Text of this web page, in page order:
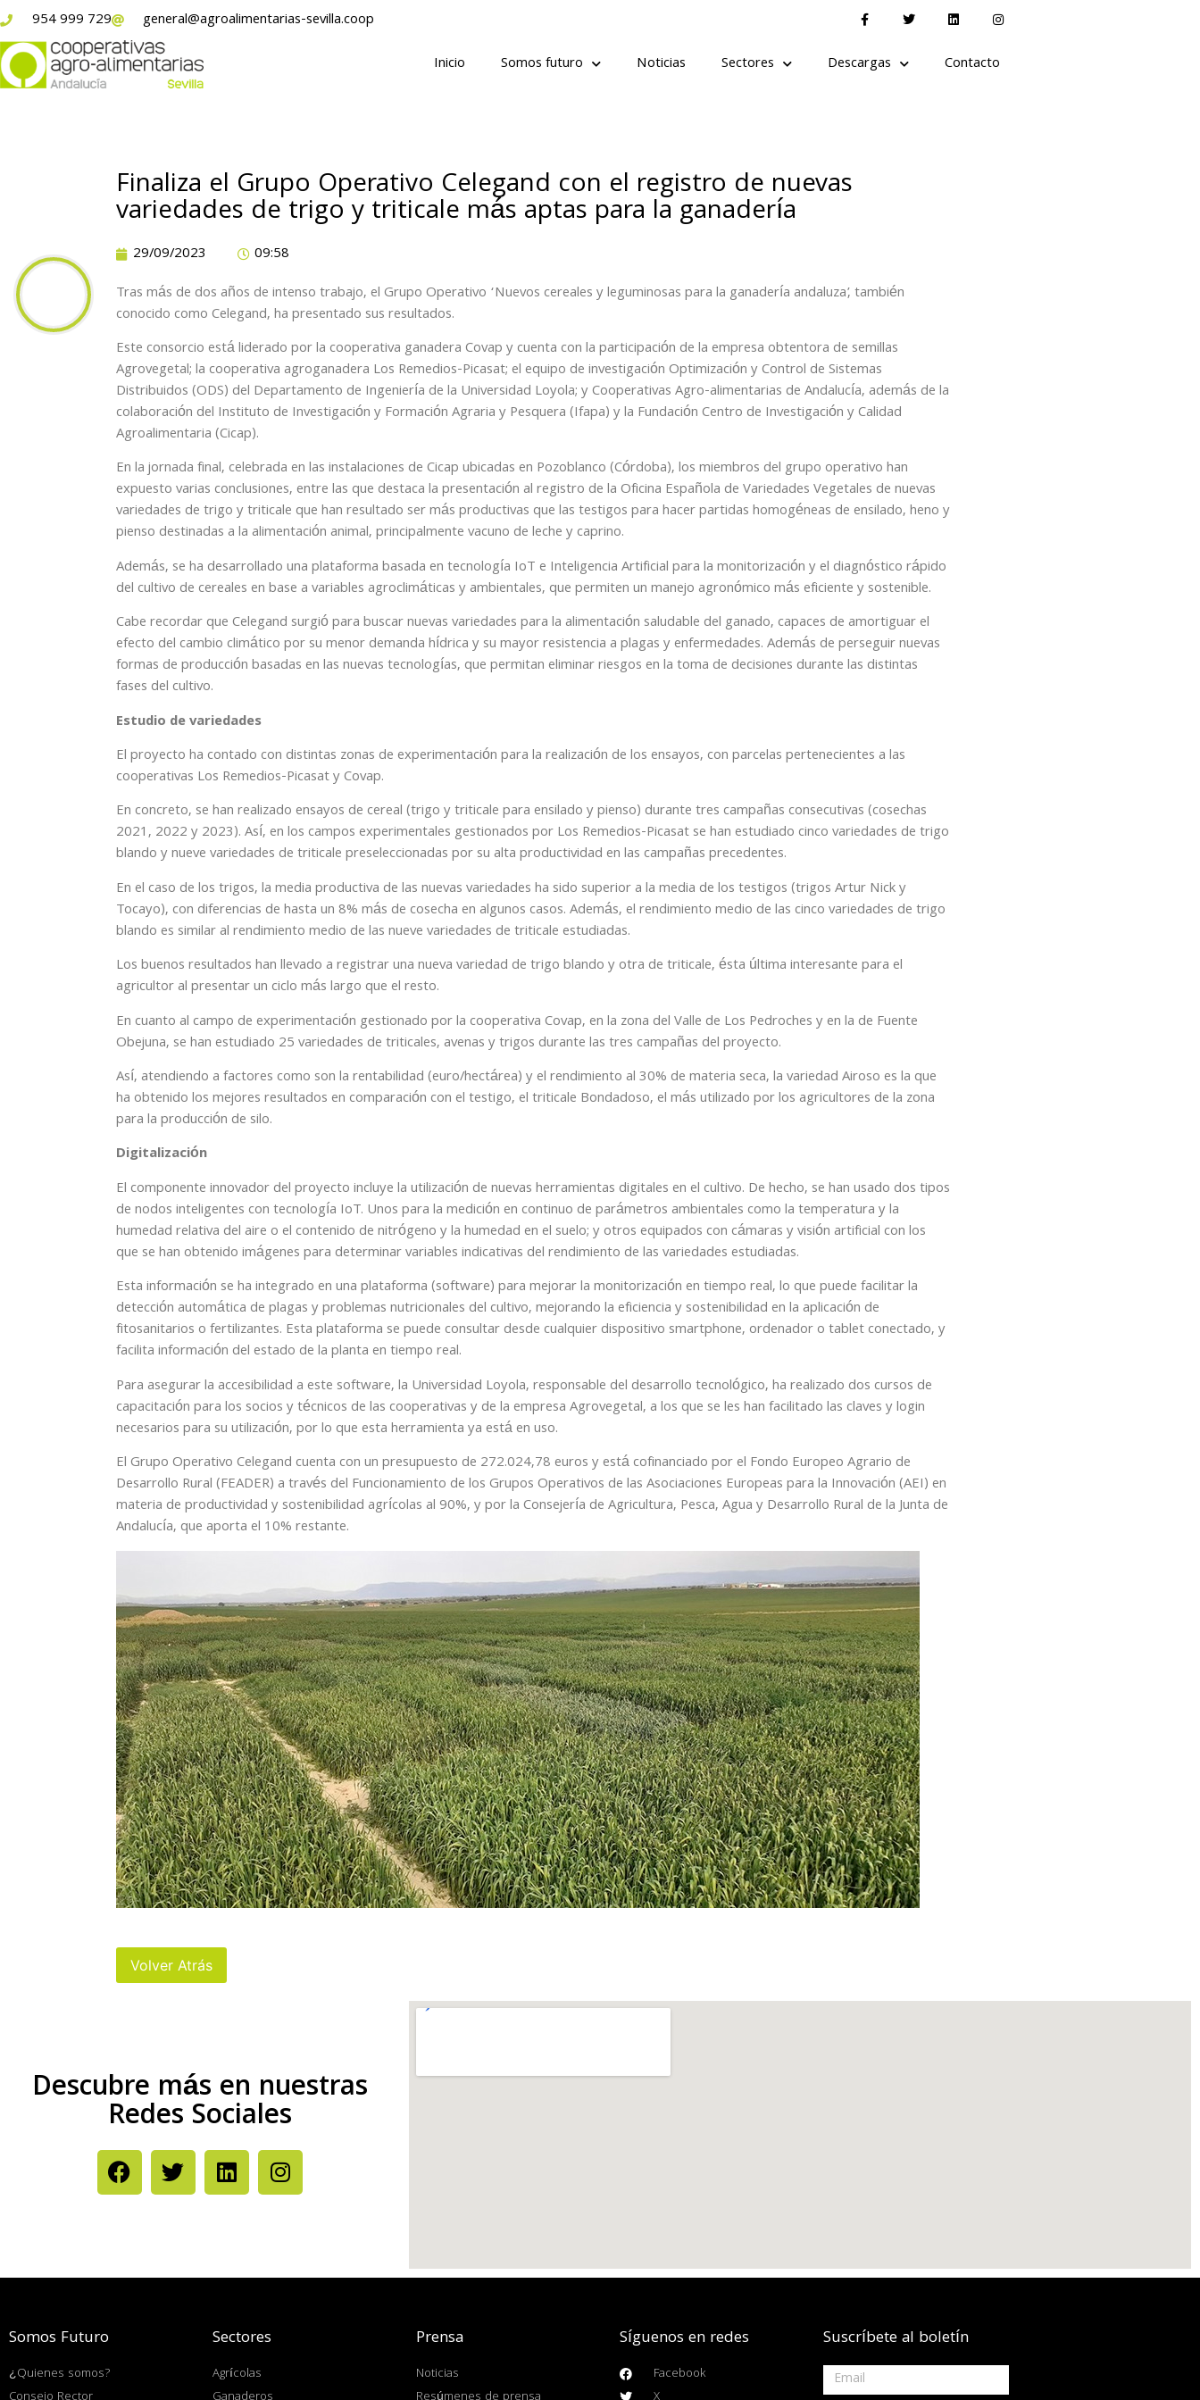
954 999 729
general@agroalimentarias-sevilla.coop
Inicio
Somos futuro Noticias Sectores Descargas Contacto
Finaliza el Grupo Operativo Celegand con el registro de nuevas
variedades de trigo y triticale más aptas para la ganadería
29/09/2023
09:58
Tras más de dos años de intenso trabajo, el Grupo Operativo ‘Nuevos cereales y leguminosas para la ganadería andaluza’, también
conocido como Celegand, ha presentado sus resultados.
Este consorcio está liderado por la cooperativa ganadera Covap y cuenta con la participación de la empresa obtentora de semillas
Agrovegetal; la cooperativa agroganadera Los Remedios-Picasat; el equipo de investigación Optimización y Control de Sistemas
Distribuidos (ODS) del Departamento de Ingeniería de la Universidad Loyola; y Cooperativas Agro-alimentarias de Andalucía, además de la
colaboración del Instituto de Investigación y Formación Agraria y Pesquera (Ifapa) y la Fundación Centro de Investigación y Calidad
Agroalimentaria (Cicap).
En la jornada final, celebrada en las instalaciones de Cicap ubicadas en Pozoblanco (Córdoba), los miembros del grupo operativo han
expuesto varias conclusiones, entre las que destaca la presentación al registro de la Oficina Española de Variedades Vegetales de nuevas
variedades de trigo y triticale que han resultado ser más productivas que las testigos para hacer partidas homogéneas de ensilado, heno y
pienso destinadas a la alimentación animal, principalmente vacuno de leche y caprino.
Además, se ha desarrollado una plataforma basada en tecnología IoT e Inteligencia Artificial para la monitorización y el diagnóstico rápido
del cultivo de cereales en base a variables agroclimáticas y ambientales, que permiten un manejo agronómico más eficiente y sostenible.
Cabe recordar que Celegand surgió para buscar nuevas variedades para la alimentación saludable del ganado, capaces de amortiguar el
efecto del cambio climático por su menor demanda hídrica y su mayor resistencia a plagas y enfermedades. Además de perseguir nuevas
formas de producción basadas en las nuevas tecnologías, que permitan eliminar riesgos en la toma de decisiones durante las distintas
fases del cultivo.
Estudio de variedades
El proyecto ha contado con distintas zonas de experimentación para la realización de los ensayos, con parcelas pertenecientes a las
cooperativas Los Remedios-Picasat y Covap.
En concreto, se han realizado ensayos de cereal (trigo y triticale para ensilado y pienso) durante tres campañas consecutivas (cosechas
2021, 2022 y 2023). Así, en los campos experimentales gestionados por Los Remedios-Picasat se han estudiado cinco variedades de trigo
blando y nueve variedades de triticale preseleccionadas por su alta productividad en las campañas precedentes.
En el caso de los trigos, la media productiva de las nuevas variedades ha sido superior a la media de los testigos (trigos Artur Nick y
Tocayo), con diferencias de hasta un 8% más de cosecha en algunos casos. Además, el rendimiento medio de las cinco variedades de trigo
blando es similar al rendimiento medio de las nueve variedades de triticale estudiadas.
Los buenos resultados han llevado a registrar una nueva variedad de trigo blando y otra de triticale, ésta última interesante para el
agricultor al presentar un ciclo más largo que el resto.
En cuanto al campo de experimentación gestionado por la cooperativa Covap, en la zona del Valle de Los Pedroches y en la de Fuente
Obejuna, se han estudiado 25 variedades de triticales, avenas y trigos durante las tres campañas del proyecto.
Así, atendiendo a factores como son la rentabilidad (euro/hectárea) y el rendimiento al 30% de materia seca, la variedad Airoso es la que
ha obtenido los mejores resultados en comparación con el testigo, el triticale Bondadoso, el más utilizado por los agricultores de la zona
para la producción de silo.
Digitalización
El componente innovador del proyecto incluye la utilización de nuevas herramientas digitales en el cultivo. De hecho, se han usado dos tipos
de nodos inteligentes con tecnología IoT. Unos para la medición en continuo de parámetros ambientales como la temperatura y la
humedad relativa del aire o el contenido de nitrógeno y la humedad en el suelo; y otros equipados con cámaras y visión artificial con los
que se han obtenido imágenes para determinar variables indicativas del rendimiento de las variedades estudiadas.
Esta información se ha integrado en una plataforma (software) para mejorar la monitorización en tiempo real, lo que puede facilitar la
detección automática de plagas y problemas nutricionales del cultivo, mejorando la eficiencia y sostenibilidad en la aplicación de
fitosanitarios o fertilizantes. Esta plataforma se puede consultar desde cualquier dispositivo smartphone, ordenador o tablet conectado, y
facilita información del estado de la planta en tiempo real.
Para asegurar la accesibilidad a este software, la Universidad Loyola, responsable del desarrollo tecnológico, ha realizado dos cursos de
capacitación para los socios y técnicos de las cooperativas y de la empresa Agrovegetal, a los que se les han facilitado las claves y login
necesarios para su utilización, por lo que esta herramienta ya está en uso.
El Grupo Operativo Celegand cuenta con un presupuesto de 272.024,78 euros y está cofinanciado por el Fondo Europeo Agrario de
Desarrollo Rural (FEADER) a través del Funcionamiento de los Grupos Operativos de las Asociaciones Europeas para la Innovación (AEI) en
materia de productividad y sostenibilidad agrícolas al 90%, y por la Consejería de Agricultura, Pesca, Agua y Desarrollo Rural de la Junta de
Andalucía, que aporta el 10% restante.
Descubre más en nuestras
Redes Sociales
Somos Futuro
¿Quienes somos?
Sectores
Agrícolas
Prensa
Noticias
Síguenos en redes
Facebook
Suscríbete al boletín